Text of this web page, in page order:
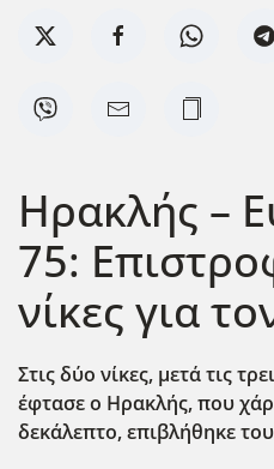
Ηρακλής –
75:
νίκες για
Στις δύο νίκες, μετά τις
έφτασε ο Ηρακλής, που
δεκάλεπτο, επιβλήθηκε